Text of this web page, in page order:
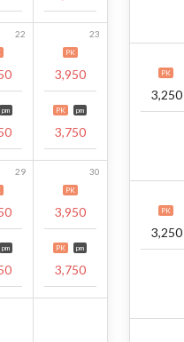
22
pm
23
PK
3,950
PK pm
3,750
29
pm
30
PK
3,950
PK pm
3,750
PK
3,250
PK
3,250